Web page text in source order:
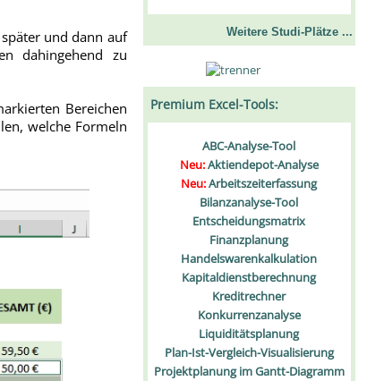
und dann auf
dahingehend zu
Bereichen
welche Formeln
Weitere Studi-Plätze ...
Premium Excel-Tools:
ABC-Analyse-Tool
Neu:Aktiendepot-Analyse
Neu:Arbeitszeiterfassung
Bilanzanalyse-Tool
Entscheidungsmatrix
Finanzplanung
Handelswarenkalkulation
Kapitaldienstberechnung
Kreditrechner
Konkurrenzanalyse
Liquiditätsplanung
Plan-Ist-Vergleich-Visualisierung
Projektplanung im Gantt-Diagramm